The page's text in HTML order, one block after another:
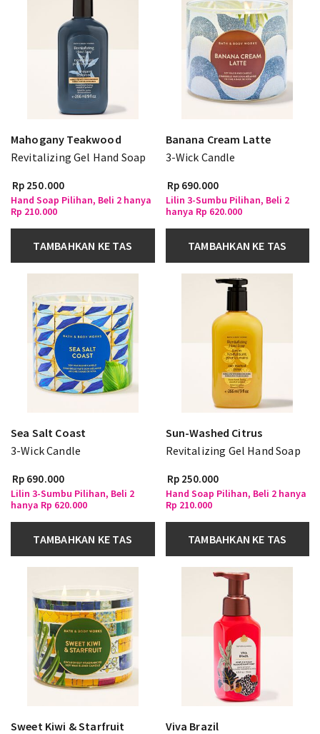
Mahogany Teakwood
Revitalizing Gel Hand Soap
Rp 250.000
Hand Soap Pilihan, Beli 2 hanya
Rp 210.000
TAMBAHKAN KE TAS
Banana Cream Latte
3-Wick Candle
Rp 690.000
Lilin 3-Sumbu Pilihan, Beli 2
hanya Rp 620.000
TAMBAHKAN KE TAS
Sea Salt Coast
3-Wick Candle
Rp 690.000
Lilin 3-Sumbu Pilihan, Beli 2
hanya Rp 620.000
TAMBAHKAN KE TAS
Sun-Washed Citrus
Revitalizing Gel Hand Soap
Rp 250.000
Hand Soap Pilihan, Beli 2 hanya
Rp 210.000
TAMBAHKAN KE TAS
Sweet Kiwi & Starfruit Viva Brazil